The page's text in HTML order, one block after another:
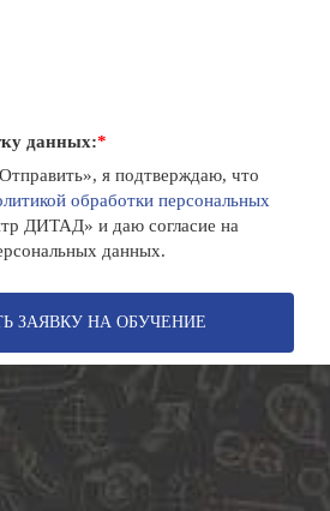
данных:*
я подтверждаю, что
обработки персональных
ДИТАД» и даю согласие на
данных.
ЗАЯВКУ НА ОБУЧЕНИЕ